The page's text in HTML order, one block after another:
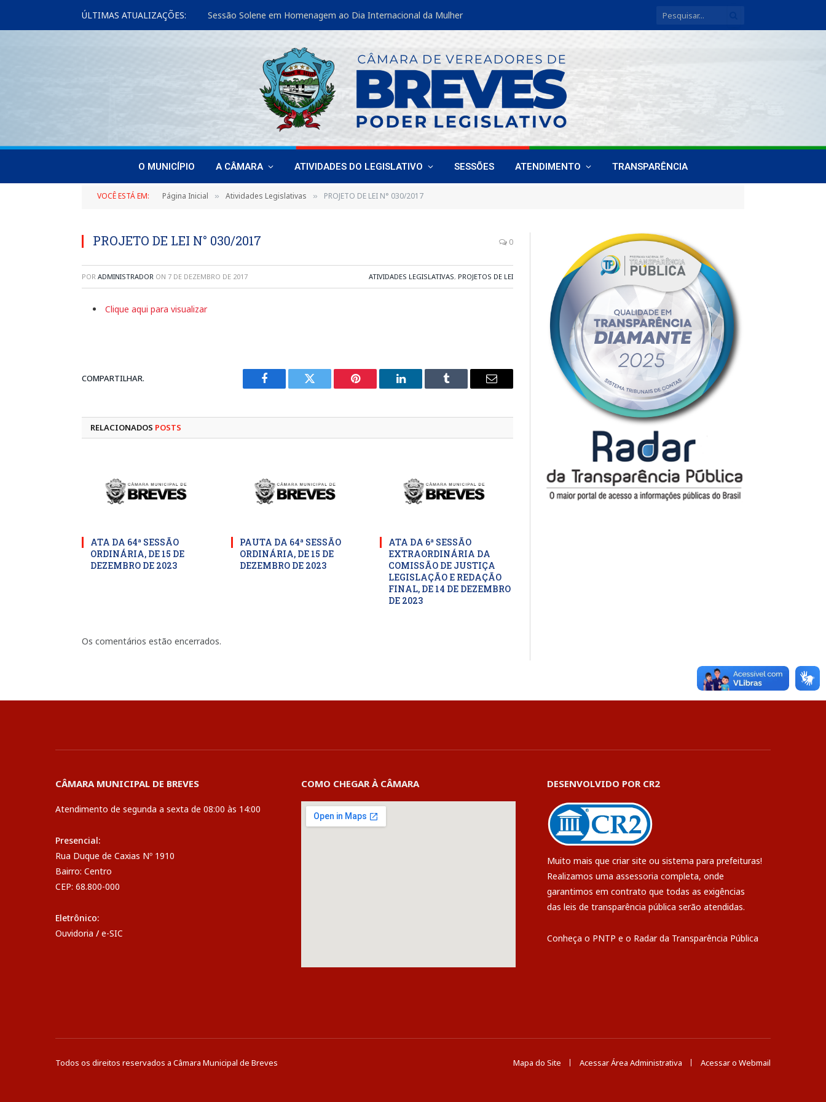
ÚLTIMAS ATUALIZAÇÕES: Sessão Solene em Homenagem ao Dia Internacional da Mulher
O MUNICÍPIO A CÂMARA ATIVIDADES DO LEGISLATIVO SESSÕES ATENDIMENTO TRANSPARÊNCIA
VOCÊ ESTÁ EM: Página Inicial » Atividades Legislativas » PROJETO DE LEI N° 030/2017
PROJETO DE LEI N° 030/2017 0
POR ADMINISTRADOR ON 7 DE DEZEMBRO DE 2017 ATIVIDADES LEGISLATIVAS, PROJETOS DE LEI
Clique aqui para visualizar
COMPARTILHAR.
Facebook Twitter Pinterest LinkedIn Tumblr
E-
RELACIONADOS POSTS
ATA DA 64ª SESSÃO
ORDINÁRIA, DE 15 DE
DEZEMBRO DE 2023
PAUTA DA 64ª SESSÃO
ORDINÁRIA, DE 15 DE
DEZEMBRO DE 2023
ATA DA 6ª SESSÃO
EXTRAORDINÁRIA DA
COMISSÃO DE JUSTIÇA
LEGISLAÇÃO E REDAÇÃO
FINAL, DE 14 DE DEZEMBRO
DE 2023
Os comentários estão encerrados.
CÂMARA MUNICIPAL DE BREVES
Atendimento de segunda a sexta de 08:00 às 14:00
Presencial:
Rua Duque de Caxias Nº 1910
Bairro: Centro
CEP: 68.800-000
Eletrônico:
Ouvidoria / e-SIC
COMO CHEGAR À CÂMARA DESENVOLVIDO POR CR2
Muito mais que criar site ou sistema para prefeituras!
Realizamos uma assessoria completa, onde
garantimos em contrato que todas as exigências
das leis de transparência pública serão atendidas.
Conheça o PNTP e o Radar da Transparência Pública
Todos os direitos reservados a Câmara Municipal de Breves Mapa do Site Acessar Área Administrativa Acessar o Webmail